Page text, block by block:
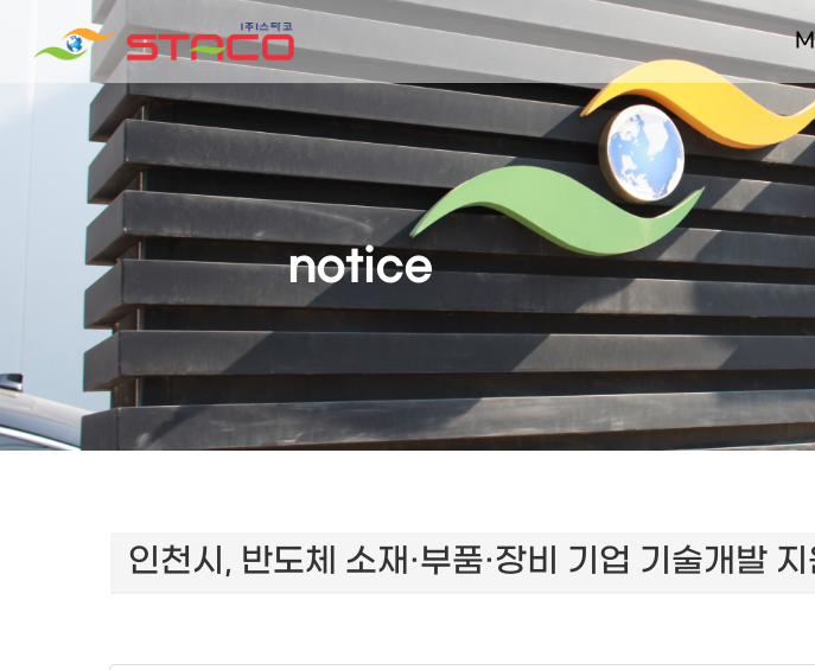
notice
인천시, 반도체 소재·부품·장비 기업 기술개발 지